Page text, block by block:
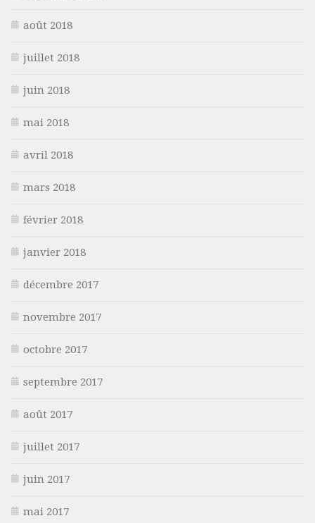
août 2018
juillet 2018
juin 2018
mai 2018
avril 2018
mars 2018
février 2018
janvier 2018
décembre 2017
novembre 2017
octobre 2017
septembre 2017
août 2017
juillet 2017
juin 2017
mai 2017